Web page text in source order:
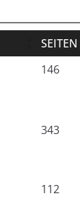
SEITEN
146
343
112